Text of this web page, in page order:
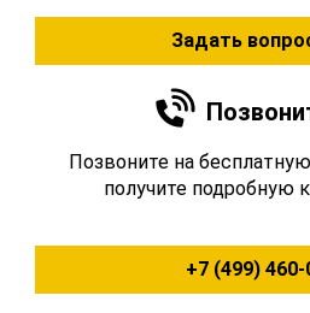
Задать
Позвоните на
получите подробную
+7 (499) 460-